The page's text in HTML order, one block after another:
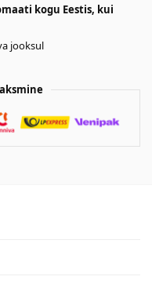
kogu Eestis, kui
jooksul